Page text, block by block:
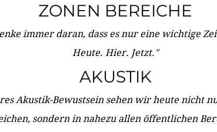
ZONEN BEREICHE
immer daran, dass es nur eine wichtige
Heute. Hier. Jetzt."
AKUSTIK
Akustik-Bewustsein sehen wir heute nicht
sondern in nahezu allen öffentlichen